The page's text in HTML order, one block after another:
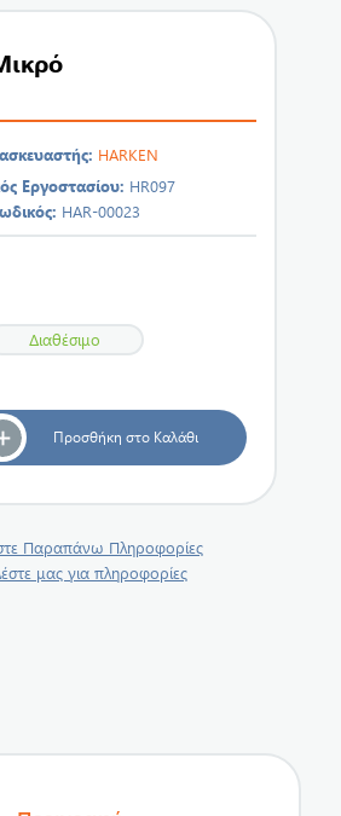
HARKEN
Εργοστασίου: HR097
HAR-00023
Διαθέσιμο
Παραπάνω Πληροφορίες
μας για πληροφορίες